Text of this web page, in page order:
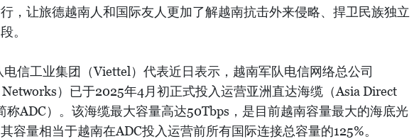
，让旅德越南人和国际友人更加了解越南抗击外来侵略、捍卫民族独立
。
电信工业集团（Viettel）代表近日表示，越南军队电信网络总公司
Networks）已于2025年4月初正式投入运营亚洲直达海缆（Asia Direct
称ADC）。该海缆最大容量高达50Tbps，是目前越南容量最大的海底光
容量相当于越南在ADC投入运营前所有国际连接总容量的125%。